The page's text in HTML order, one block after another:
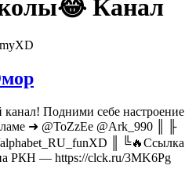
Канал
Подними себе настроение
➜ @ToZzEe @Ark_990 ║ ╟
║ ╚🔥Ссылка
РКН — https://clck.ru/3MK6Pg